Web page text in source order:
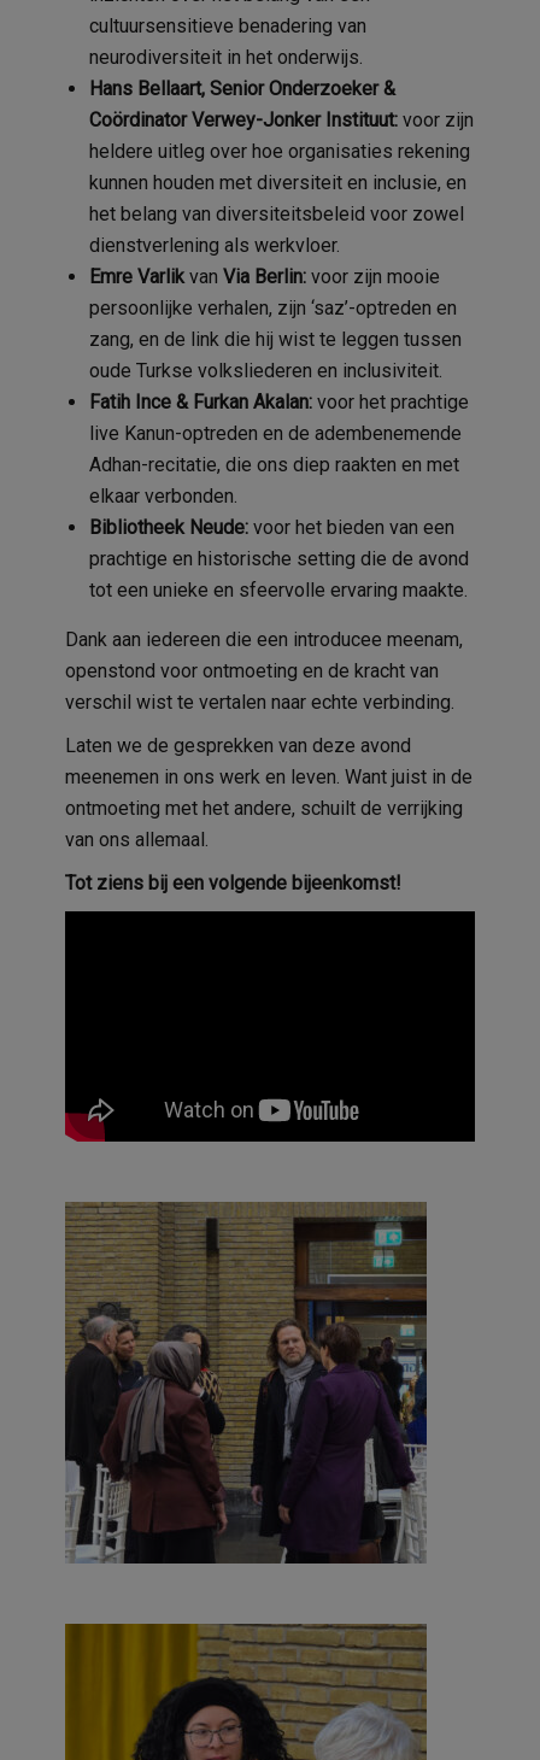
cultuursensitieve benadering van
neurodiversiteit in het onderwijs.
Hans Bellaart, Senior Onderzoeker &
Coördinator Verwey-Jonker Instituut: voor zijn
heldere uitleg over hoe organisaties rekening
kunnen houden met diversiteit en inclusie, en
het belang van diversiteitsbeleid voor zowel
dienstverlening als werkvloer.
Emre Varlikvan Via Berlin: voor zijn mooie
persoonlijke verhalen, zijn ‘saz’-optreden en
zang, en de link die hij wist te leggen tussen
oude Turkse volksliederen en inclusiviteit.
Fatih Ince & Furkan Akalan: voor het prachtige
live Kanun-optreden en de adembenemende
Adhan-recitatie, die ons diep raakten en met
elkaar verbonden.
Bibliotheek Neude: voor het bieden van een
prachtige en historische setting die de avond
tot een unieke en sfeervolle ervaring maakte.
Dank aan iedereen die een introducee meenam,
openstond voor ontmoeting en de kracht van
verschil wist te vertalen naar echte verbinding.
Laten we de gesprekken van deze avond
meenemen in ons werk en leven. Want juist in de
ontmoeting met het andere, schuilt de verrijking
van ons allemaal.
Tot ziens bij een volgende bijeenkomst!